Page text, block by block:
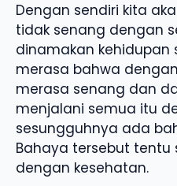
Dengan sendiri kita
tidak senang dengan
dinamakan kehidupan
merasa bahwa
merasa senang dan
menjalani semua itu
sesungguhnya ada
Bahaya tersebut tentu
dengan kesehatan.